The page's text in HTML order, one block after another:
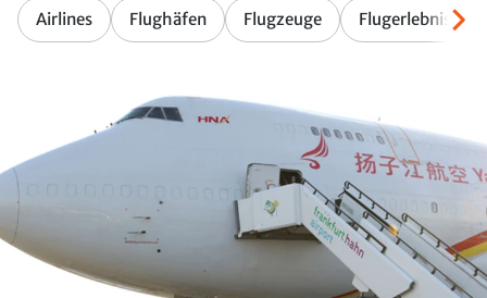
Airlines Flughäfen Flugzeuge Flugerlebnis